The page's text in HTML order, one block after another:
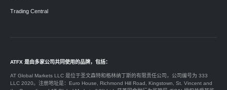
Trading Central
ATFX 是由多家公司共同使用的品牌，包括：
AT Global Markets LLC 是位于圣文森特和格林纳丁斯的有限责任公司，公司编号为 333
LLC 2020。注册地址是：Euro House, Richmond Hill Road, Kingstown, St. Vincent and